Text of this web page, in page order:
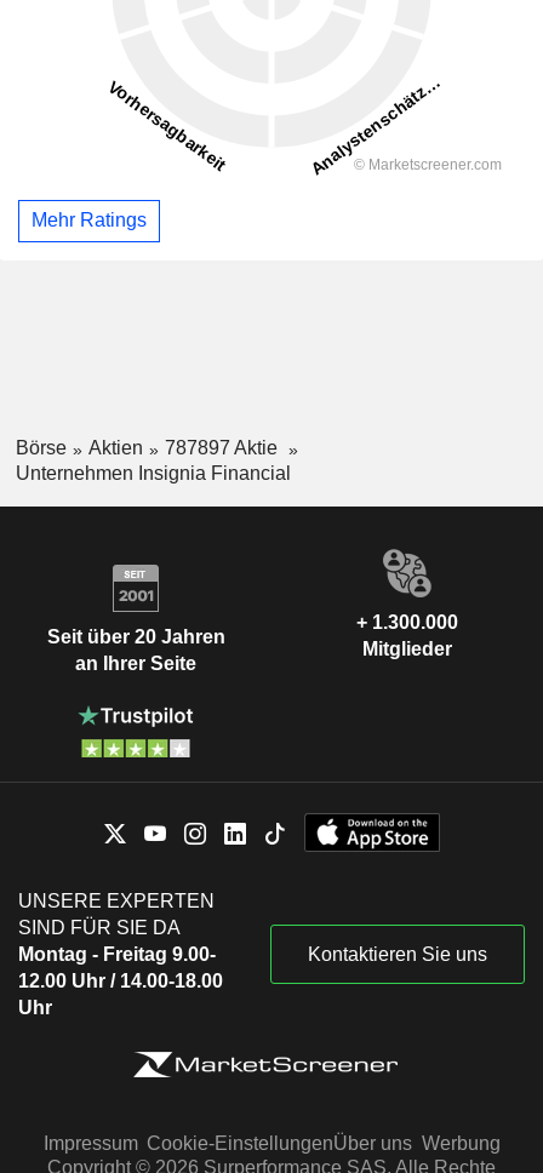
Mehr Ratings
Börse Aktien
787897 Aktie
Unternehmen Insignia Financial
Seit über 20 Jahren
an Ihrer Seite
+ 1.300.000
Mitglieder
UNSERE EXPERTEN
SIND FÜR SIE DA
Montag - Freitag 9.00-
12.00 Uhr / 14.00-18.00
Uhr
Kontaktieren Sie uns
Impressum Cookie-EinstellungenÜber uns Werbung
Copyright © 2026 Surperformance SAS. Alle Rechte